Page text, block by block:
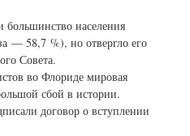
населения
— 58,7 %), но отвергло его
Совета.
во Флориде мировая
сбой в истории.
договор о вступлении